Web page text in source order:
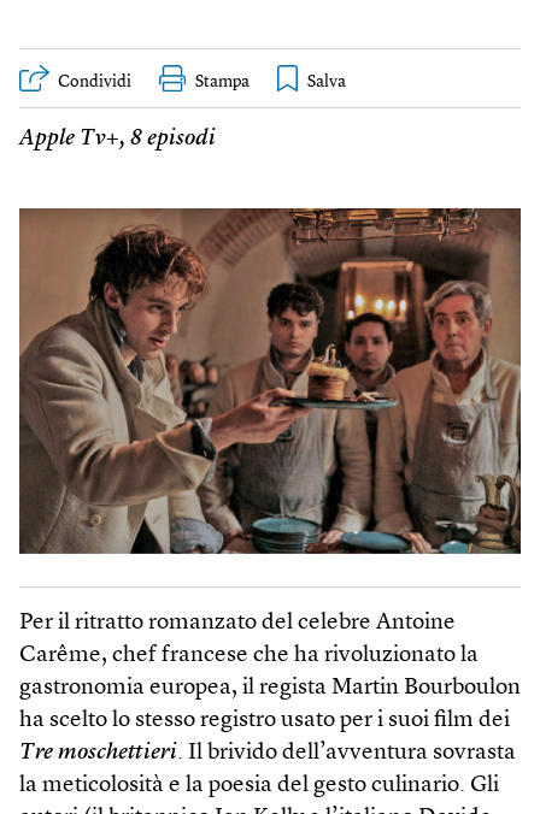
Condividi Stampa
Apple Tv+, 8 episodi
Per il ritratto romanzato del celebre Antoine
Carême, chef francese che ha rivoluzionato la
gastronomia europea, il regista Martin Bourboulon
ha scelto lo stesso registro usato per i suoi film dei
Tre moschettieri. Il brivido dell’avventura sovrasta
la meticolosità e la poesia del gesto culinario. Gli